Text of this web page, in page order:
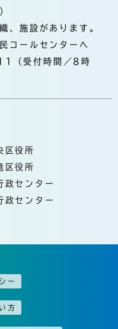
、施設があります。
コールセンターへ
受付時間／8時
区役所
区役所
政センター
政センター
ー
方